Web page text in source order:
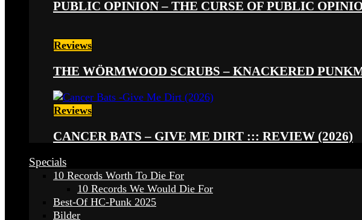
PUBLIC OPINION – THE CURSE OF PUBLIC
Reviews
THE WÖRMWOOD SCRUBS – KNACKERED
Reviews
CANCER BATS – GIVE ME DIRT ::: REVIEW (2026)
Specials
10 Records Worth To Die For
10 Records We Would Die For
Best-Of HC-Punk 2025
Bilder